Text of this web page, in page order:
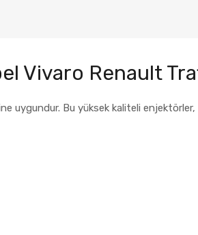
Vivaro Renault
Bu yüksek kaliteli enjektörler,